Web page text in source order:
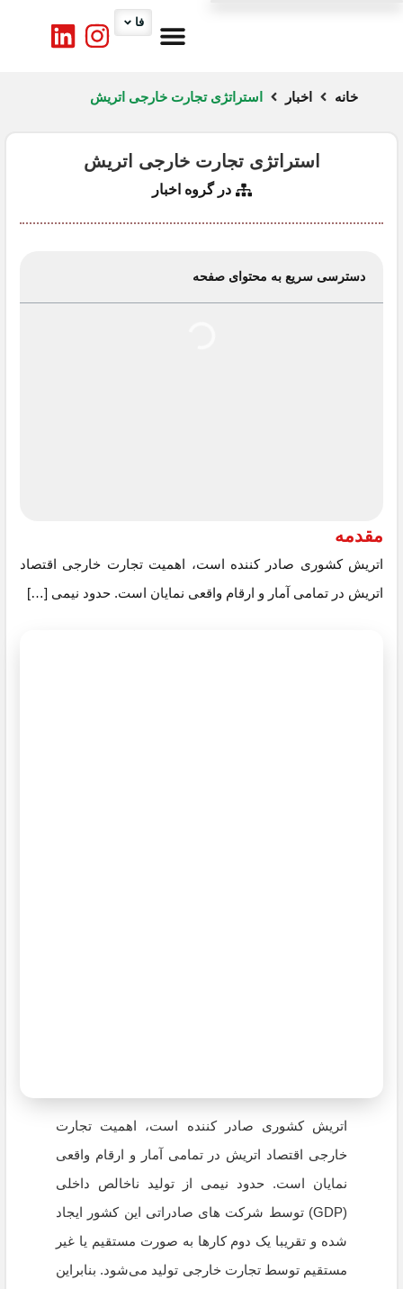
فا
خانه اخبار استراتژی تجارت خارجی اتریش
استراتژی تجارت خارجی اتریش
در گروه اخبار
دسترسی سریع به محتوای صفحه
مقدمه
اتریش کشوری صادر کننده است، اهمیت تجارت خارجی اقتصاد
اتریش در تمامی آمار و ارقام واقعی نمایان است. حدود نیمی […]
اتریش کشوری صادر کننده است، اهمیت تجارت
خارجی اقتصاد اتریش در تمامی آمار و ارقام واقعی
نمایان است. حدود نیمی از تولید ناخالص داخلی
(GDP) توسط شرکت های صادراتی این کشور ایجاد
شده و تقریبا یک دوم کارها به صورت مستقیم یا غیر
مستقیم توسط تجارت خارجی تولید می‌شود. بنابراین